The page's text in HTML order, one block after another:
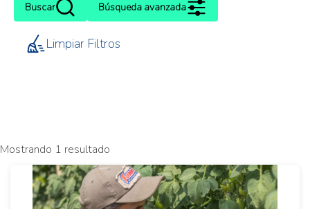
Buscar Búsqueda avanzada
Limpiar Filtros
Mostrando 1 resultado